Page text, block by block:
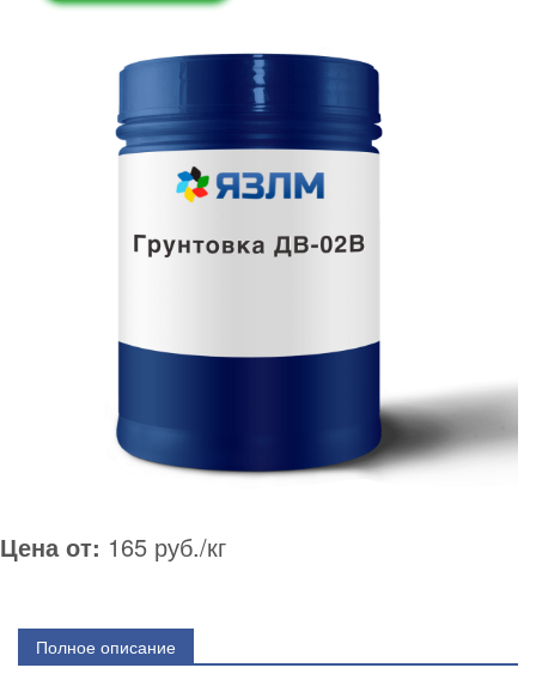
Цена от: 165 руб./кг
Полное описание